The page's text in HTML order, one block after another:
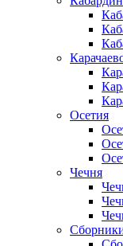
Осетия
Чечня